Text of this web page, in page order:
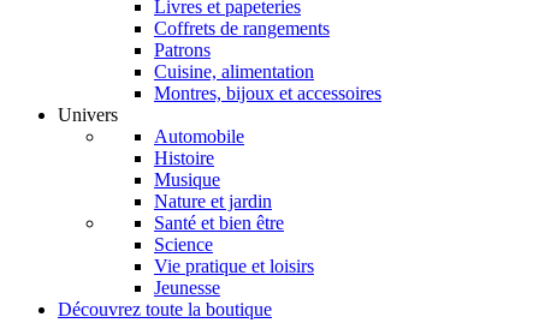
Livres et papeteries
Coffrets de rangements
Patrons
Cuisine, alimentation
Montres, bijoux et accessoires
Univers
Automobile
Histoire
Musique
Nature et jardin
Santé et bien être
Science
Vie pratique et loisirs
Jeunesse
Découvrez toute la boutique